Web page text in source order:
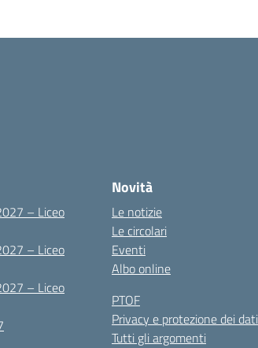
– Liceo
– Liceo
– Liceo
Novità
Le notizie
Le circolari
Eventi
Albo online
PTOF
Privacy e protezione dei dati
Tutti gli argomenti